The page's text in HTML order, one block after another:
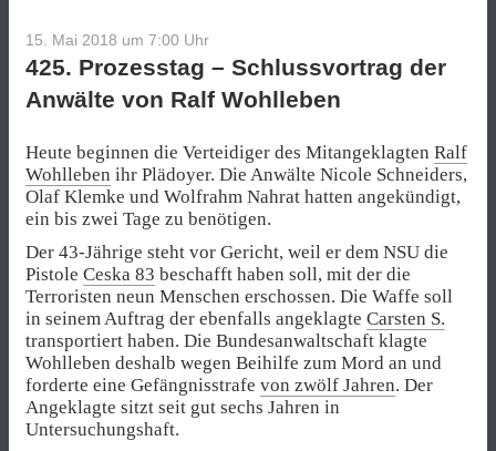
15. Mai 2018 um 7:00 Uhr
425. Prozesstag – Schlussvortrag der
Anwälte von Ralf Wohlleben
Heute beginnen die Verteidiger des Mitangeklagten Ralf
Wohlleben ihr Plädoyer. Die Anwälte Nicole Schneiders,
Olaf Klemke und Wolfrahm Nahrat hatten angekündigt,
ein bis zwei Tage zu benötigen.
Der 43-Jährige steht vor Gericht, weil er dem NSU die
Pistole Ceska 83 beschafft haben soll, mit der die
Terroristen neun Menschen erschossen. Die Waffe soll
in seinem Auftrag der ebenfalls angeklagte Carsten S.
transportiert haben. Die Bundesanwaltschaft klagte
Wohlleben deshalb wegen Beihilfe zum Mord an und
forderte eine Gefängnisstrafe von zwölf Jahren. Der
Angeklagte sitzt seit gut sechs Jahren in
Untersuchungshaft.